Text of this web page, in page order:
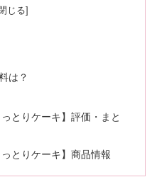
は？
とりケーキ】評価・まと
とりケーキ】商品情報